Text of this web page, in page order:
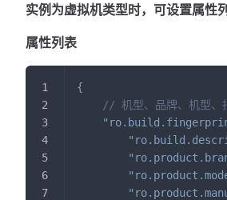
实例为虚拟机类型时，可设置属性
属性列表
{
// 机型、品牌、机型、